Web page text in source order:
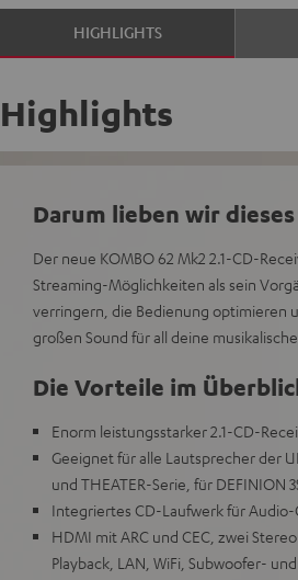
HIGHLIGHTS
Highlights
Darum lieben wir
Der neue KOMBO 62 Mk2 2.1-CD-
Streaming-Möglichkeiten als sein
verringern, die Bedienung optimieren
großen Sound für all deine
Die Vorteile im
Enorm leistungsstarker 2.1-CD-
Geeignet für alle Lautsprecher der
und THEATER-Serie, für DEFINION
Integriertes CD-Laufwerk für Audio-
HDMI mit ARC und CEC, zwei
Playback, LAN, WiFi, Subwoofer-